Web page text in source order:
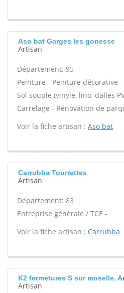
Aso bat Garges les gonesse
Artisan
Département: 95
Peinture - Peinture décorative
Sol souple (vinyle, lino, dalles
Carrelage - Rénovation de
Voir la fiche artisan : Aso bat
Carrubba Tourrettes
Artisan
Département: 83
Entreprise générale / TCE -
Voir la fiche artisan : Carrubba
K2 fermetures S sur moselle,
Artisan